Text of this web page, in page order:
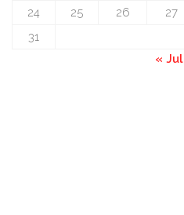
24
25 26 27
31
« Jul